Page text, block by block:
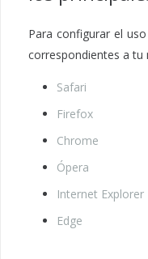
Para configurar el
correspondientes a tu
Safari
Firefox
Chrome
Ópera
Internet Explorer
Edge